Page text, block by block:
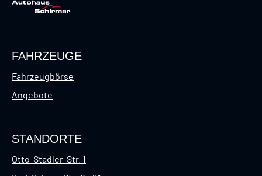
FAHRZEUGE
Fahrzeugbörse
Angebote
STANDORTE
Otto-Stadler-Str. 1